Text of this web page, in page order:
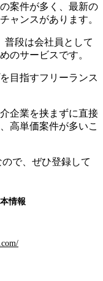
案件が多く、最新の
ャンスがあります。
普段は会社員として
のサービスです。
目指すフリーランス
企業を挟まずに直接
高単価案件が多いこ
で、ぜひ登録して
情報